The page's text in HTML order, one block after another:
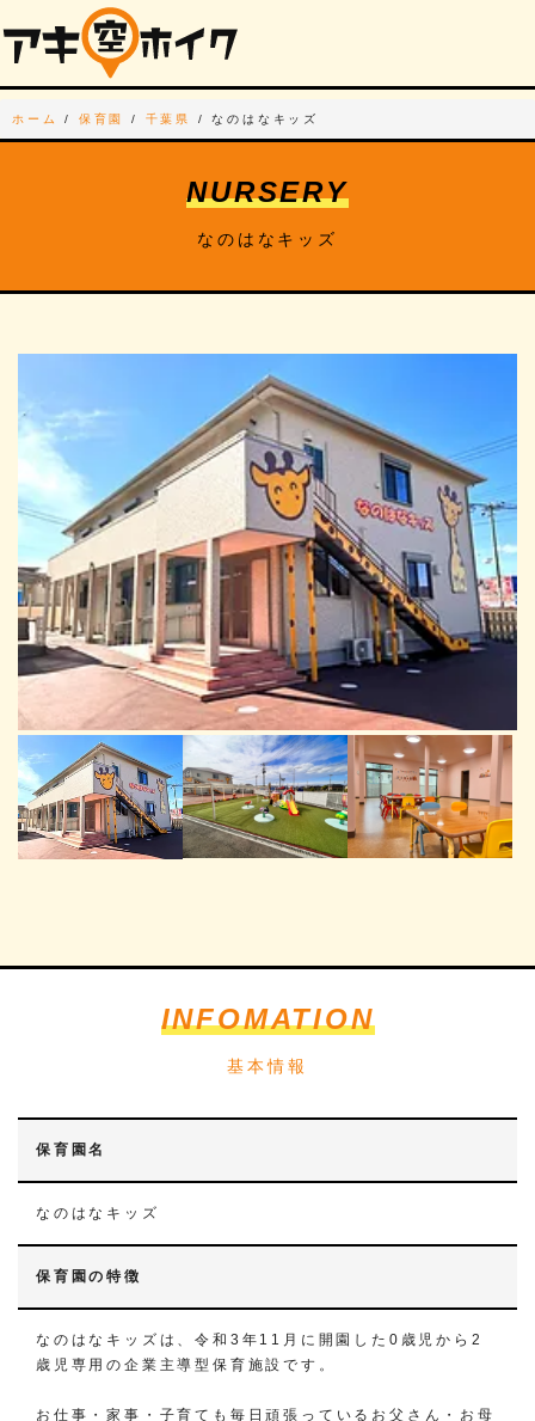
ホーム / 保育園 / 千葉県 /なのはなキッズ
NURSERY
なのはなキッズ
INFOMATION
基本情報
保育園名
なのはなキッズ
保育園の特徴
なのはなキッズは、令和3年11月に開園した0歳児から2
歳児専用の企業主導型保育施設です。
お仕事・家事・子育ても毎日頑張っている​お父さん・お母